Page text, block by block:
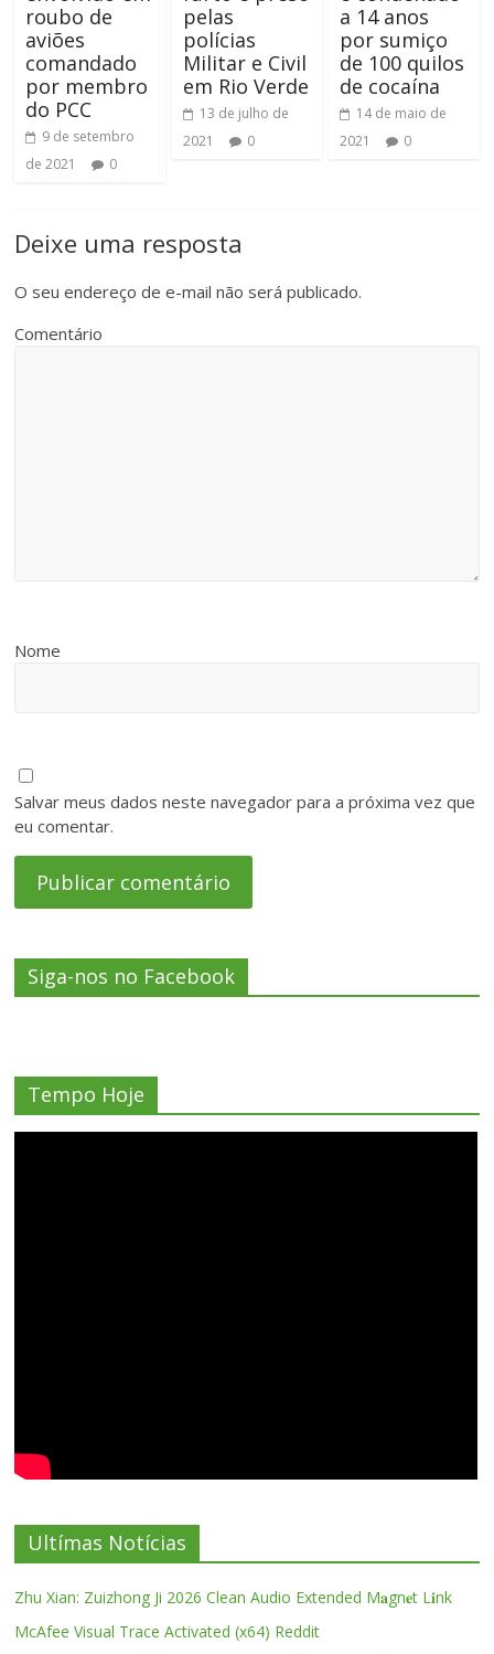
roubo de
aviões
comandado
por membro
do PCC
9 de setembro
de 2021
0
pelas
polícias
Militar e Civil
em Rio Verde
13 de julho de
2021
0
a 14 anos
por sumiço
de 100 quilos
de cocaína
14 de maio de
2021
0
Deixe uma resposta
O seu endereço de e-mail não será publicado.
Comentário
Nome
Salvar meus dados neste navegador para a próxima vez que
eu comentar.
Siga-nos no Facebook
Tempo Hoje
Ultímas Notícias
Zhu Xian: Zuizhong Ji 2026 Clean Audio Extended M𝐚gn𝐞t L𝐢nk
McAfee Visual Trace Activated (x64) Reddit